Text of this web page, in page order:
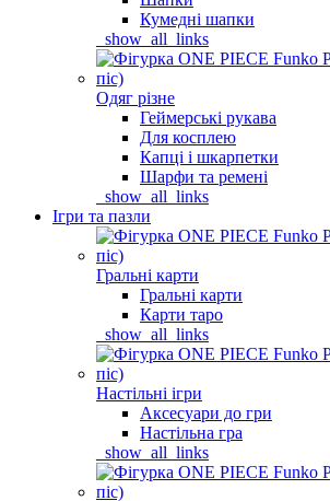
Кумедні шапки
_show_all_links
Одяг різне
Геймерські рукава
Для косплею
Капці і шкарпетки
Шарфи та ремені
_show_all_links
Ігри та пазли
Гральні карти
Гральні карти
Карти таро
_show_all_links
Настільні ігри
Аксесуари до гри
Настільна гра
_show_all_links